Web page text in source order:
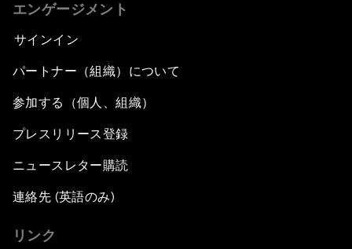
エンゲージメント
サインイン
パートナー（組織）について
参加する（個人、組織）
プレスリリース登録
ニュースレター購読
連絡先 (英語のみ)
リンク